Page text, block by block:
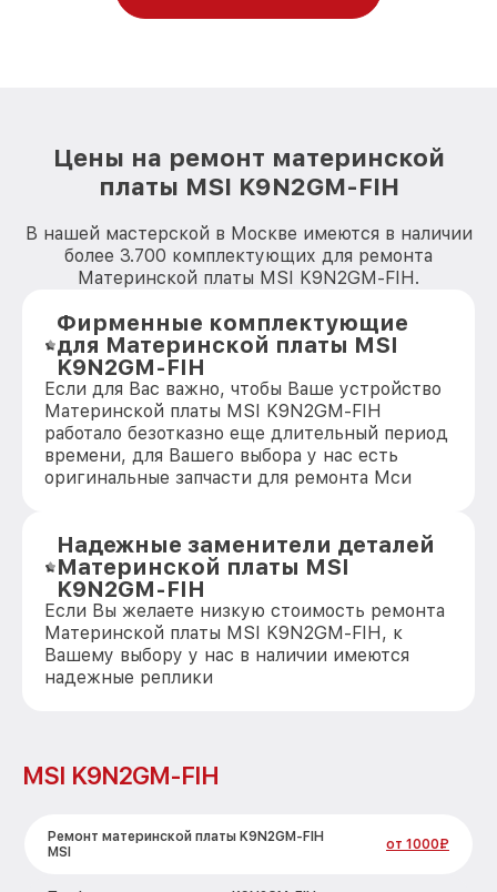
Цены на ремонт материнской
платы MSI K9N2GM-FIH
В нашей мастерской в Москве имеются в наличии
более 3.700 комплектующих для ремонта
Материнской платы MSI K9N2GM-FIH.
Фирменные комплектующие
для Материнской платы MSI
K9N2GM-FIH
Если для Вас важно, чтобы Ваше устройство
Материнской платы MSI K9N2GM-FIH
работало безотказно еще длительный период
времени, для Вашего выбора у нас есть
оригинальные запчасти для ремонта Мси
Надежные заменители деталей
Материнской платы MSI
K9N2GM-FIH
Если Вы желаете низкую стоимость ремонта
Материнской платы MSI K9N2GM-FIH, к
Вашему выбору у нас в наличии имеются
надежные реплики
MSI K9N2GM-FIH
Ремонт материнской платы K9N2GM-FIH
MSI
от 1000₽